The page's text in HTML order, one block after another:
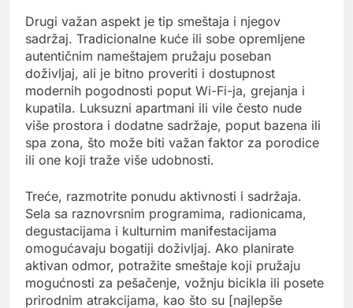
Drugi važan aspekt je tip smeštaja i njegov
sadržaj. Tradicionalne kuće ili sobe opremljene
autentičnim nameštajem pružaju poseban
doživljaj, ali je bitno proveriti i dostupnost
modernih pogodnosti poput Wi-Fi-ja, grejanja i
kupatila. Luksuzni apartmani ili vile često nude
više prostora i dodatne sadržaje, poput bazena ili
spa zona, što može biti važan faktor za porodice
ili one koji traže više udobnosti.
Treće, razmotrite ponudu aktivnosti i sadržaja.
Sela sa raznovrsnim programima, radionicama,
degustacijama i kulturnim manifestacijama
omogućavaju bogatiji doživljaj. Ako planirate
aktivan odmor, potražite smeštaje koji pružaju
mogućnosti za pešačenje, vožnju bicikla ili posete
prirodnim atrakcijama, kao što su [najlepše